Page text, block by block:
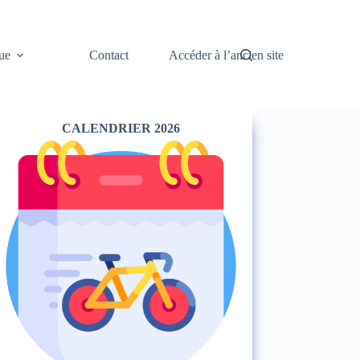
Contact Accéder à l’ancien site
CALENDRIER 2026